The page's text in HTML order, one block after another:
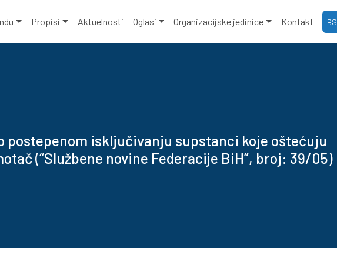
Propisi Aktuelnosti Oglasi Organizacijske jedinice Kontakt BS
postepenom isključivanju supstanci koje oštećuju
(“Službene novine Federacije BiH”, broj: 39/05)